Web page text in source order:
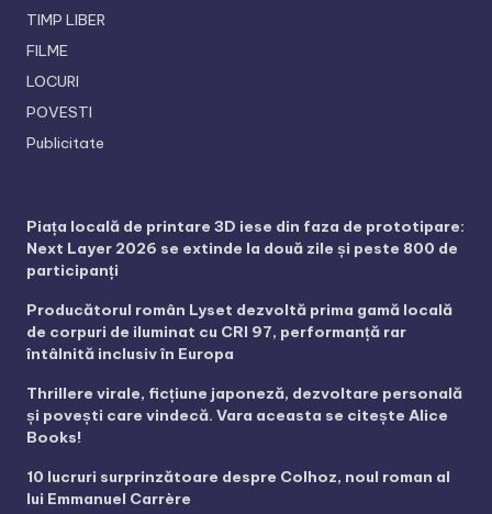
TIMP LIBER
FILME
LOCURI
POVESTI
Publicitate
Piața locală de printare 3D iese din faza de prototipare:
Next Layer 2026 se extinde la două zile și peste 800 de
participanți
Producătorul român Lyset dezvoltă prima gamă locală
de corpuri de iluminat cu CRI 97, performanță rar
întâlnită inclusiv în Europa
Thrillere virale, ficțiune japoneză, dezvoltare personală
și povești care vindecă. Vara aceasta se citește Alice
Books!
10 lucruri surprinzătoare despre Colhoz, noul roman al
lui Emmanuel Carrère